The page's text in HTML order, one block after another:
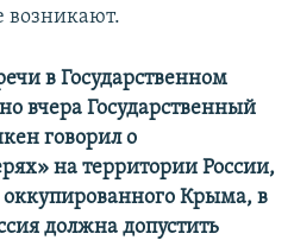
возникают.
в Государственном
вчера Государственный
говорил о
на территории России,
Крыма, в
должна допустить